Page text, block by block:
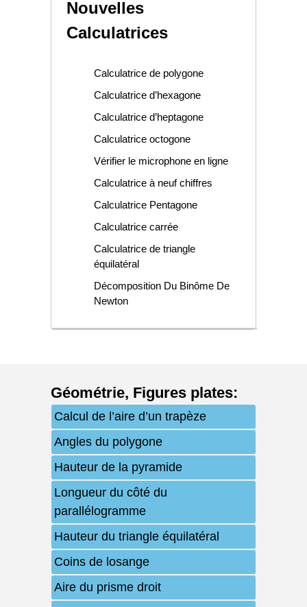
Nouvelles
Calculatrices
Calculatrice de polygone
Calculatrice d’hexagone
Calculatrice d’heptagone
Calculatrice octogone
Vérifier le microphone en ligne
Calculatrice à neuf chiffres
Calculatrice Pentagone
Calculatrice carrée
Calculatrice de triangle
équilatéral
Décomposition Du Binôme De
Newton
Géométrie, Figures plates:
Calcul de l’aire d’un trapèze
Angles du polygone
Hauteur de la pyramide
Longueur du côté du
parallélogramme
Hauteur du triangle équilatéral
Coins de losange
Aire du prisme droit